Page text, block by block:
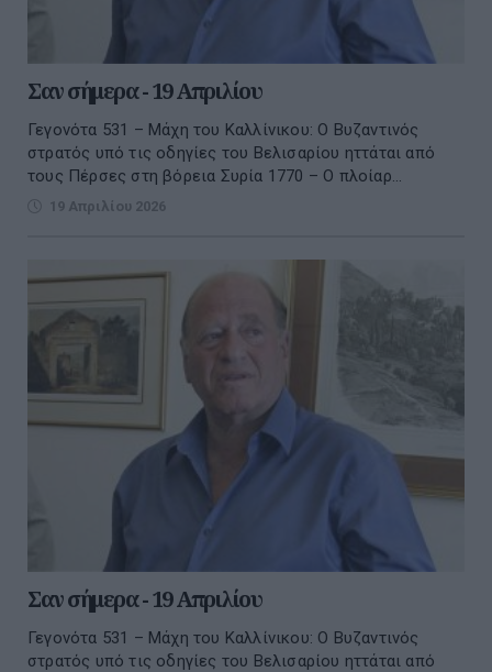
Σαν σήμερα - 19 Απριλίου
Γεγονότα 531 – Μάχη του Καλλίνικου: Ο Βυζαντινός
στρατός υπό τις οδηγίες του Βελισαρίου ηττάται από
τους Πέρσες στη βόρεια Συρία 1770 – Ο πλοίαρ...
19 Απριλίου 2026
Σαν σήμερα - 19 Απριλίου
Γεγονότα 531 – Μάχη του Καλλίνικου: Ο Βυζαντινός
στρατός υπό τις οδηγίες του Βελισαρίου ηττάται από